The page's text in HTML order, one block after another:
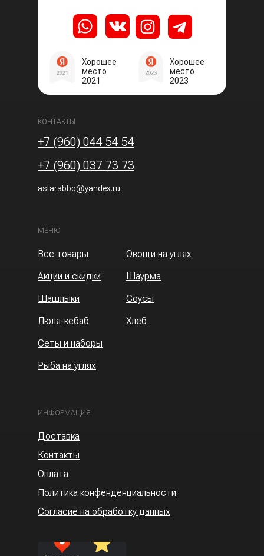
МЕНЮ
Рыба на углях
Люля-кебаб
Акции и скидки
Шашлыки
Сеты и наборы
Соусы
Шаурма
Овощи на углях
Хлеб
ИНФОРМАЦИЯ
КОНТАКТЫ
Согласие на обработку данных
Доставка
Политика конфенденциальности
Все товары
+7 (960) 044 54 54
+7 (960) 037 73 73
astarabbq@yandex.ru
Хорошее
место
2021
Оплата
Контакты
Хорошее
место
2023